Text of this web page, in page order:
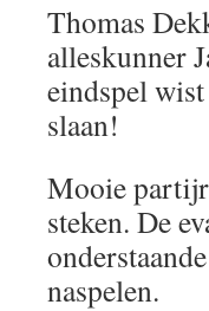
Thomas
alleskunner
eindspel
slaan!
Mooie
steken. De
naspelen.